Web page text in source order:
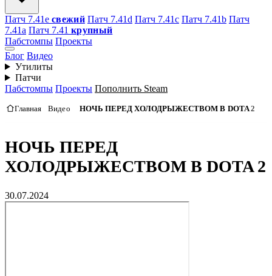
Патч 7.41e свежий Патч 7.41d Патч 7.41c Патч 7.41b Патч
7.41а Патч 7.41 крупный
Пабстомпы Проекты
Блог Видео
Утилиты
Патчи
Пабстомпы Проекты Пополнить Steam
Главная Видео НОЧЬ ПЕРЕД ХОЛОДРЫЖЕСТВОМ В DOTA 2
НОЧЬ ПЕРЕД
ХОЛОДРЫЖЕСТВОМ В DOTA 2
30.07.2024